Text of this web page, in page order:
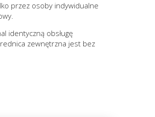
przez osoby indywidualne
identyczną obsługę
zewnętrzna jest bez